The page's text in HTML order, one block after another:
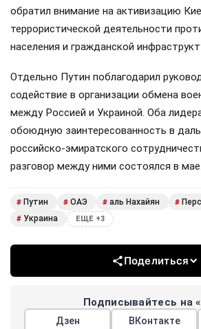
обратил внимание на активизацию
террористической деятельности
населения и гражданской
Отдельно Путин поблагодарил
содействие в организации обмена
между Россией и Украиной. Оба
обоюдную заинтересованность в
российско-эмиратского
разговор между ними состоялся в мае.
# Путин # ОАЭ # аль Нахайян #
# Украина ЕЩЕ +3
Поделиться
Подписывайтесь на
Дзен ВКонтакте